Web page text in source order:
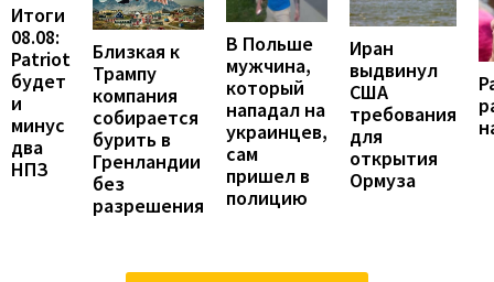
Итоги
08.08:
Patriot
будет
и
минус
два
НПЗ
Близкая к
Трампу
компания
собирается
бурить в
Гренландии
без
разрешения
В Польше
мужчина,
который
нападал на
украинцев,
сам
пришел в
полицию
Иран
выдвинул
США
требования
для
открытия
Ормуза